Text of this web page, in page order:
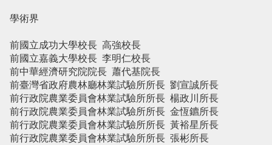
學術界
前國立成功大學校長 高強校長
前國立嘉義大學校長 李明仁校長
前中華經濟研究院院長 蕭代基院長
前臺灣省政府農林廳林業試驗所所長 劉宣誠所長
前行政院農業委員會林業試驗所所長 楊政川所長
前行政院農業委員會林業試驗所所長 金恆鑣所長
前行政院農業委員會林業試驗所所長 黃裕星所長
前行政院農業委員會林業試驗所所長 張彬所長